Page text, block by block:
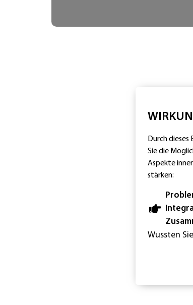
Durch dieses
Sie die
Aspekte
stärken:
Wussten